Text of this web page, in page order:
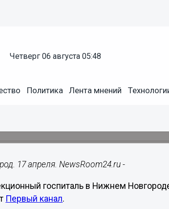
четверг 06 августа 05:48
Политика Лента мнений
кино. Это Нижний
17 апреля. NewsRoom24.ru -
госпиталь в Нижнем
Первый канал.